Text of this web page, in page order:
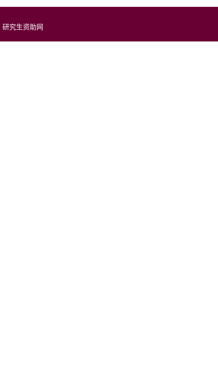
研究生资助网